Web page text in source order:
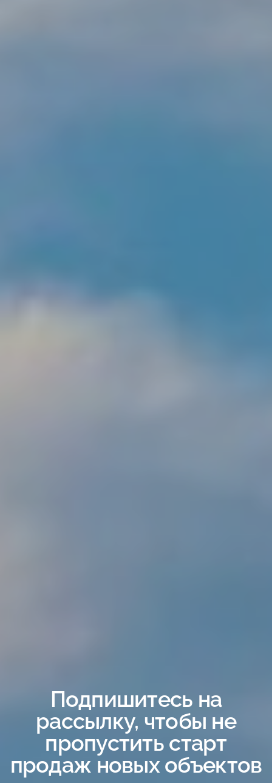
долина
я дома!
20 минут от м. «Парнас»
Подпишитесь на
рассылку, чтобы не
пропустить старт
продаж новых объектов